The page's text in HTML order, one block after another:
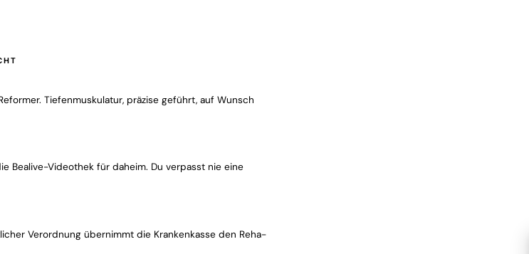
Tiefenmuskulatur, präzise geführt, auf Wunsch
Bealive-Videothek für daheim. Du verpasst nie eine
Verordnung übernimmt die Krankenkasse den Reha-